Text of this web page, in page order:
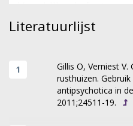
spelen. Studies van
Cornegé-Blokland et
omgeving en van de
te starten [ 4 , 5 , 6].
depressie zou weinig
en artsen zouden
Literatuurlijst
Gillis O, Verniest
rusthuizen.
antipsychotica in
2011;24511-19.